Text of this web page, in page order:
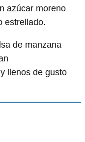
azúcar moreno
estrellado.
de manzana
llenos de gusto